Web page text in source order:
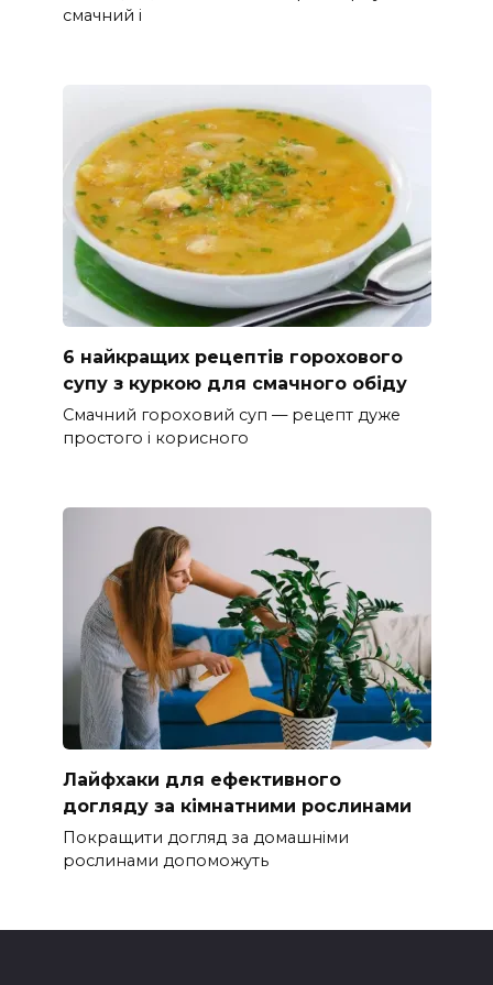
смачний і
6 найкращих рецептів горохового
супу з куркою для смачного обіду
Смачний гороховий суп — рецепт дуже
простого і корисного
Лайфхаки для ефективного
догляду за кімнатними рослинами
Покращити догляд за домашніми
рослинами допоможуть